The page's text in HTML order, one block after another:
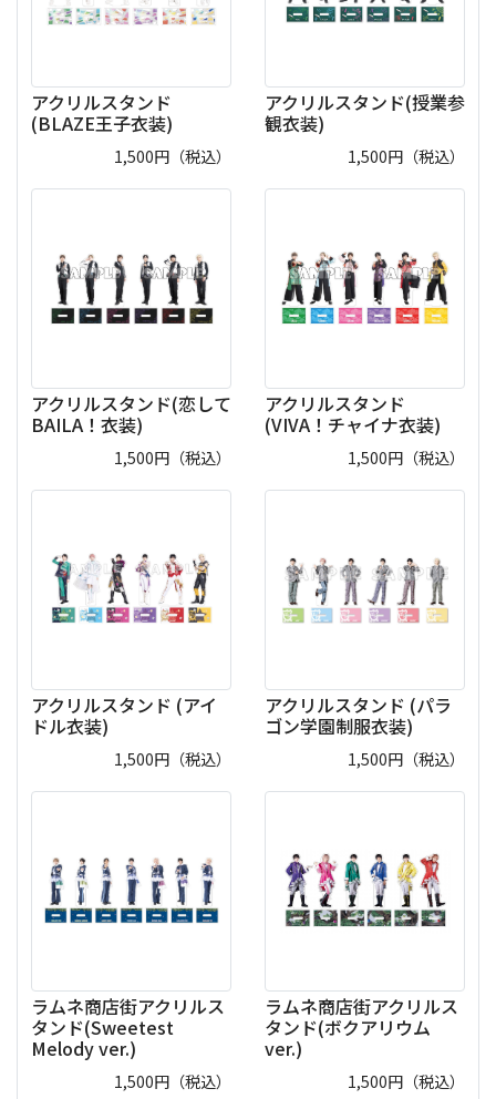
アクリルスタンド
(BLAZE王子衣装)
1,500円（税込）
アクリルスタンド(授業参
観衣装)
1,500円（税込）
アクリルスタンド(恋して
BAILA！衣装)
1,500円（税込）
アクリルスタンド
(VIVA！チャイナ衣装)
1,500円（税込）
アクリルスタンド (アイ
ドル衣装)
1,500円（税込）
アクリルスタンド (パラ
ゴン学園制服衣装)
1,500円（税込）
ラムネ商店街アクリルス
タンド(Sweetest
Melody ver.)
1,500円（税込）
ラムネ商店街アクリルス
タンド(ボクアリウム
ver.)
1,500円（税込）